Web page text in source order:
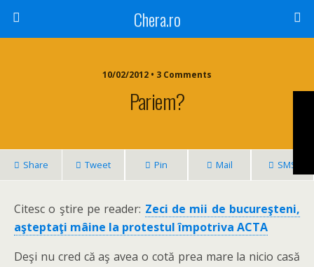
Chera.ro
10/02/2012 • 3 Comments
Pariem?
Share Tweet Pin Mail SMS
Citesc o ştire pe reader: Zeci de mii de bucureşteni,
aşteptaţi mâine la protestul împotriva ACTA
Deşi nu cred că aş avea o cotă prea mare la nicio casă